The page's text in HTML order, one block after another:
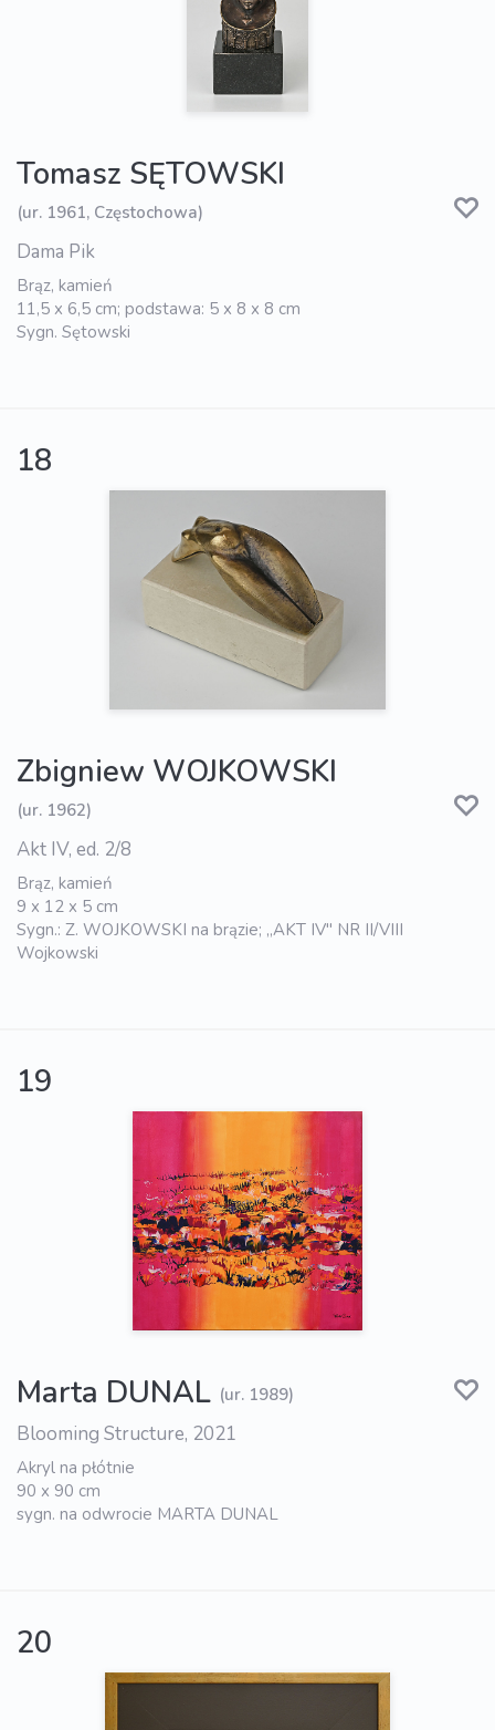
Tomasz SĘTOWSKI
(ur. 1961, Częstochowa)
Dama Pik
Brąz, kamień
11,5 x 6,5 cm; podstawa: 5 x 8 x 8 cm
Sygn. Sętowski
18
Zbigniew WOJKOWSKI
(ur. 1962)
Akt IV, ed. 2/8
Brąz, kamień
9 x 12 x 5 cm
Sygn.: Z. WOJKOWSKI na brązie; „AKT IV" NR II/VIII
Wojkowski
19
Marta DUNAL (ur. 1989)
Blooming Structure, 2021
Akryl na płótnie
90 x 90 cm
sygn. na odwrocie MARTA DUNAL
20